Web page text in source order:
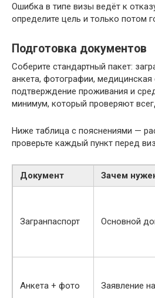
Ошибка в типе визы ведёт к
определите цель и только потом
Подготовка документов
Соберите стандартный пакет:
анкета, фотографии, медицинская
подтверждение проживания и
минимум, который проверяют
Ниже таблица с пояснениями —
проверьте каждый пункт перед
Документ Зачем
Загранпаспорт Основной
Анкета + фото Заявление